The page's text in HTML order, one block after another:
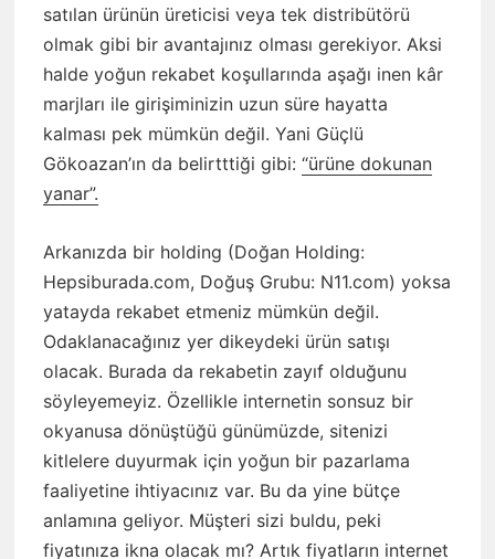
satılan ürünün üreticisi veya tek distribütörü
olmak gibi bir avantajınız olması gerekiyor. Aksi
halde yoğun rekabet koşullarında aşağı inen kâr
marjları ile girişiminizin uzun süre hayatta
kalması pek mümkün değil. Yani Güçlü
Gökoazan’ın da belirtttiği gibi: “ürüne dokunan
yanar”.
Arkanızda bir holding (Doğan Holding:
Hepsiburada.com, Doğuş Grubu: N11.com) yoksa
yatayda rekabet etmeniz mümkün değil.
Odaklanacağınız yer dikeydeki ürün satışı
olacak. Burada da rekabetin zayıf olduğunu
söyleyemeyiz. Özellikle internetin sonsuz bir
okyanusa dönüştüğü günümüzde, sitenizi
kitlelere duyurmak için yoğun bir pazarlama
faaliyetine ihtiyacınız var. Bu da yine bütçe
anlamına geliyor. Müşteri sizi buldu, peki
fiyatınıza ikna olacak mı? Artık fiyatların internet